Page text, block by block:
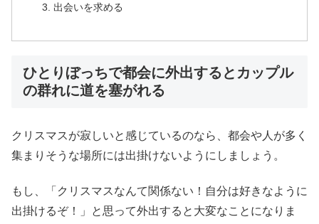
出会いを求める
ひとりぼっちで都会に外出するとカップル
の群れに道を塞がれる
クリスマスが寂しいと感じているのなら、都会や人が多く
集まりそうな場所には出掛けないようにしましょう。
もし、「クリスマスなんて関係ない！自分は好きなように
出掛けるぞ！」と思って外出すると大変なことになりま